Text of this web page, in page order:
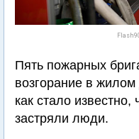
Пять пожарных
возгорание в
как стало
застряли люди.